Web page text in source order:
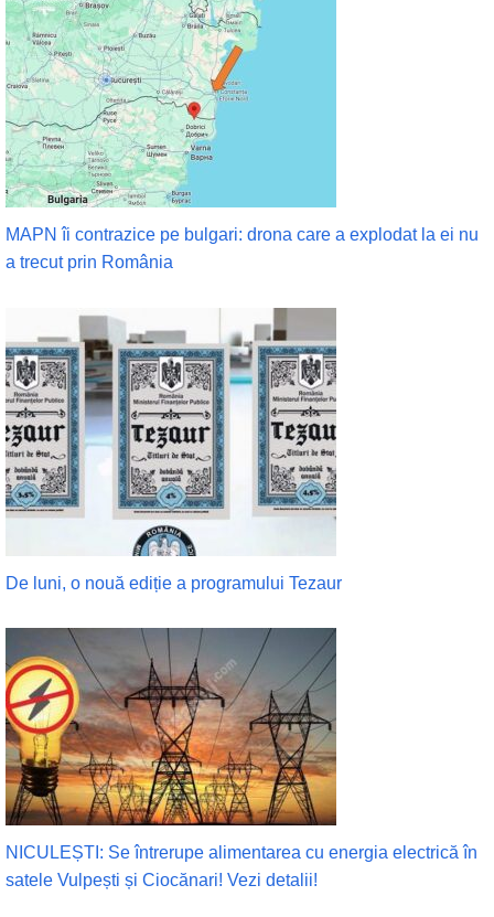
MAPN îi contrazice pe bulgari: drona care a explodat la ei nu
a trecut prin România
De luni, o nouă ediție a programului Tezaur
NICULEȘTI: Se întrerupe alimentarea cu energia electrică în
satele Vulpești și Ciocănari! Vezi detalii!